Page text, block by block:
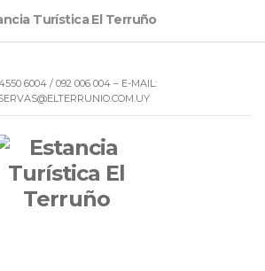
Turística El Terruño
6004 / 092 006 004 – E-MAIL: